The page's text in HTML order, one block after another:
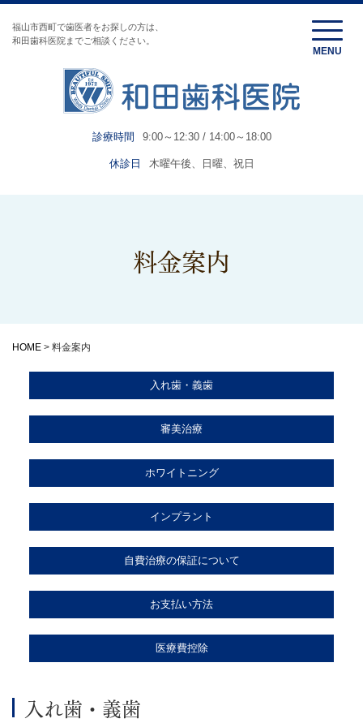
福山市西町で歯医者をお探しの方は、
和田歯科医院までご相談ください。
診療時間 9:00～12:30 / 14:00～18:00
休診日 木曜午後、日曜、祝日
料金案内
HOME > 料金案内
入れ歯・義歯
審美治療
ホワイトニング
インプラント
自費治療の保証について
お支払い方法
医療費控除
入れ歯・義歯